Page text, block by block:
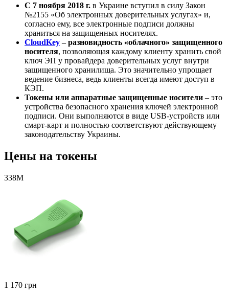
С 7 ноября 2018 г. в Украине вступил в силу Закон
№2155 «Об электронных доверительных услугах» и,
согласно ему, все электронные подписи должны
храниться на защищенных носителях.
CloudKey– разновидность «облачного» защищенного
носителя, позволяющая каждому клиенту хранить свой
ключ ЭП у провайдера доверительных услуг внутри
защищенного хранилища. Это значительно упрощает
ведение бизнеса, ведь клиенты всегда имеют доступ в
КЭП.
Токены или аппаратные защищенные носители – это
устройства безопасного хранения ключей электронной
подписи. Они выполняются в виде USB-устройств или
смарт-карт и полностью соответствуют действующему
законодательству Украины.
Цены на токены
338M
1 170 грн